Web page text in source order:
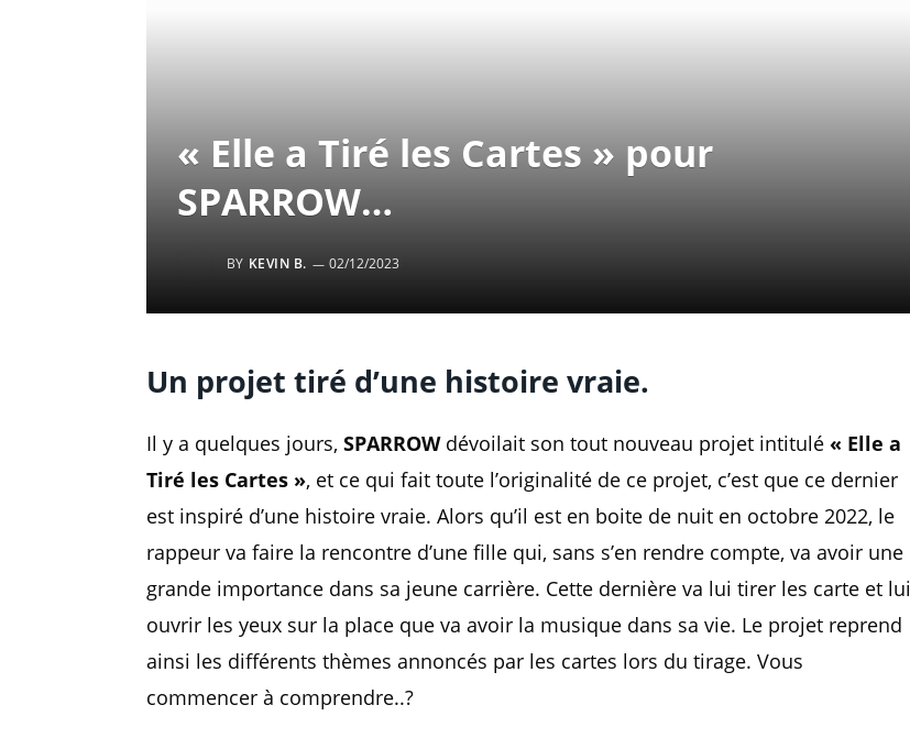
« Elle a Tiré les Cartes » pour
SPARROW…
BY KEVIN B. 02/12/2023
Un projet tiré d’une histoire vraie.
Il y a quelques jours, SPARROWdévoilait son tout nouveau projet intitulé « Elle a
Tiré les Cartes », et ce qui fait toute l’originalité de ce projet, c’est que ce dernier
est inspiré d’une histoire vraie. Alors qu’il est en boite de nuit en octobre 2022, le
rappeur va faire la rencontre d’une fille qui, sans s’en rendre compte, va avoir une
grande importance dans sa jeune carrière. Cette dernière va lui tirer les carte et lui
ouvrir les yeux sur la place que va avoir la musique dans sa vie. Le projet reprend
ainsi les différents thèmes annoncés par les cartes lors du tirage. Vous
commencer à comprendre..?